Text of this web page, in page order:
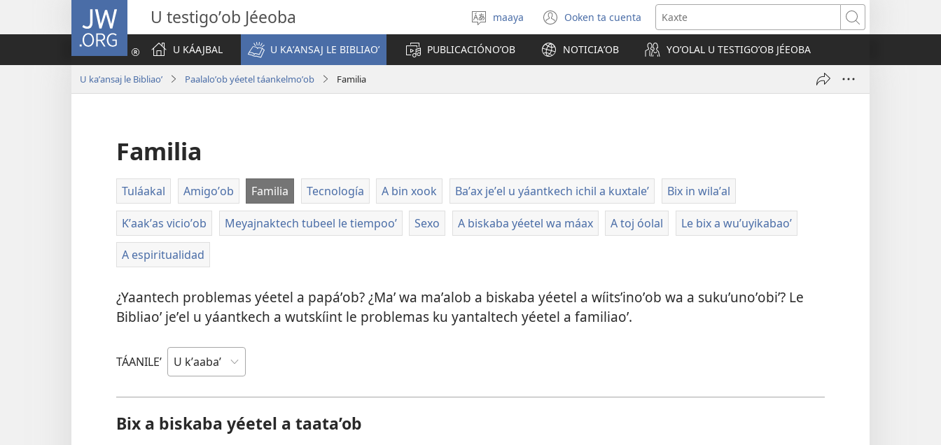
JW.ORG U testigoʼob Jéeoba
Yéey
u
idiomail
maaya Ooken ta cuenta
(opens
new
window)
Kaxte
U KÁAJBAL
U KAʼANSAJ LE BIBLIAOʼ PUBLICACIÓNOʼOB NOTICIAʼOB YOʼOLAL U TESTIGOʼOB JÉEOBA
U kaʼansaj le Bibliaoʼ Paalaloʼob yéetel táankelmoʼob Familia
Familia
Tuláakal Amigoʼob Familia Tecnología A bin xook Baʼax jeʼel u yáantkech ichil a kuxtaleʼ Bix in wilaʼal
Kʼaakʼas vicioʼob Meyajnaktech tubeel le tiempooʼ Sexo A biskaba yéetel wa máax A toj óolal Le bix a wuʼuyikabaoʼ
A espiritualidad
¿Yaantech problemas yéetel a papáʼob? ¿Maʼ wa maʼalob a biskaba yéetel a wíitsʼinoʼob wa a sukuʼunoʼobiʼ? Le
Bibliaoʼ jeʼel u yáantkech a wutskíint le problemas ku yantaltech yéetel a familiaoʼ.
TÁANILEʼ
Bix a biskaba yéetel a taata’ob